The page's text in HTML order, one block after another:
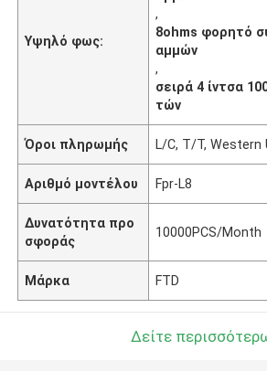
Υψηλό φως:
,
8ohms φορητό
αμμών
,
σειρά 4 ίντσα
τών
Όροι πληρωμής L/C, T/T, Western
Αριθμό μοντέλου Fpr-L8
Δυνατότητα προ
σφοράς
10000PCS/Month
Μάρκα FTD
Δείτε